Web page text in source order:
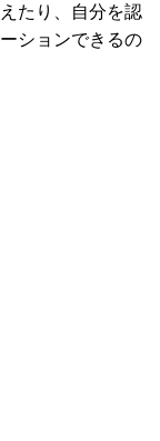
たり、自分を認
ションできるの